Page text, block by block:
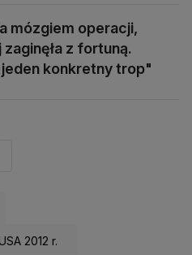
mózgiem operacji,
zaginęła z fortuną.
konkretny trop"
2012 r.